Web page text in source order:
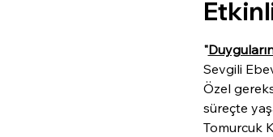
"
Sevgili
Özel
süreçte
Tomurcuk